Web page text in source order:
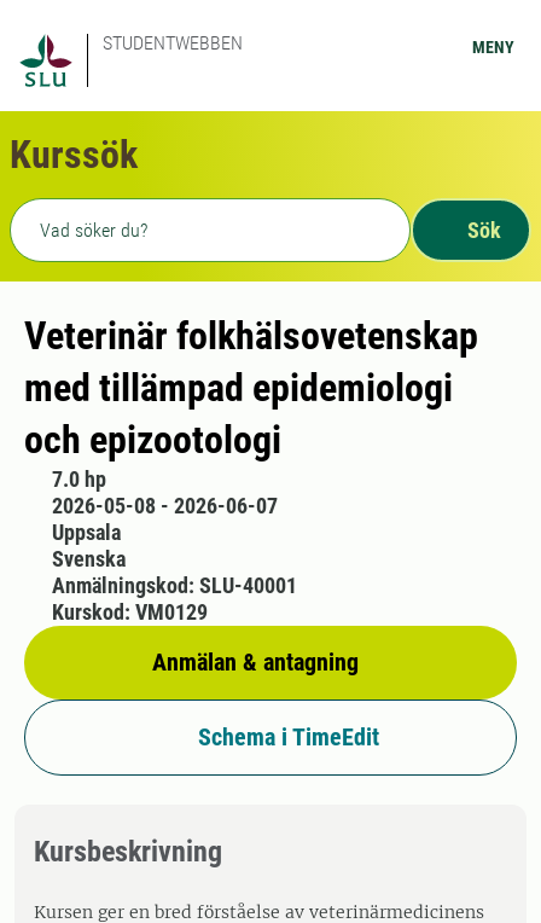
STUDENTWEBBEN MENY
Kurssök
Fritext sökning
Sök
Veterinär folkhälsovetenskap
med tillämpad epidemiologi
och epizootologi
7.0 hp
2026-05-08 - 2026-06-07
Uppsala
Svenska
Anmälan & antagning
Anmälningskod: SLU-40001
Kurskod: VM0129
Schema i TimeEdit
Kursbeskrivning
Kursen ger en bred förståelse av veterinärmedicinens